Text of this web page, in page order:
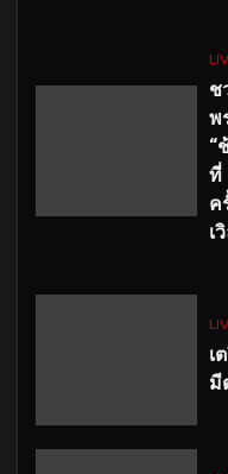
ช
พ
“
ที่
ค
เ
เ
มี